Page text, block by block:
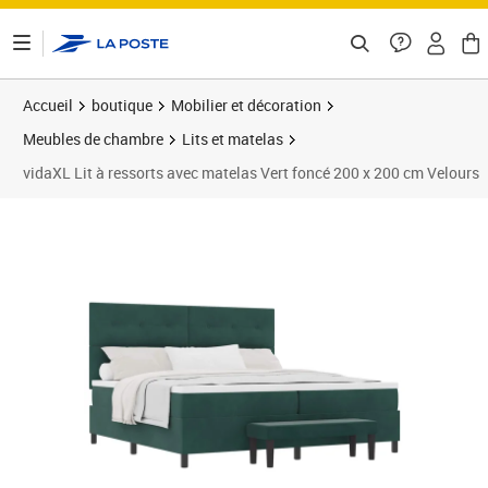
Accueil boutique
Mobilier et décoration
Meubles de chambre
Lits et matelas
vidaXL Lit à ressorts avec matelas Vert foncé 200 x 200 cm Velours